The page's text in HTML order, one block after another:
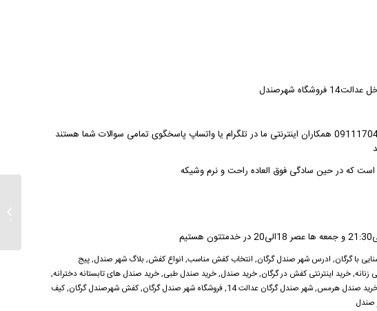
شهرصندل
شماره های ثبت سفارشات 09111704744/09201704744/09301704744 همکاران اینترنتی ما در تلگرام یا واتساپ پاسخگوی تمامی سوالات شما هستند
که در حین سادگی فوق العاده راحت و نرم وشیکه
با گرگان, ادرس شهر صندل گرگان, انتخاب کفش مناسب, انواع کفش, بلاگ شهر صندل,پیج
زنانه,خرید اینترنتی کفش در گرگان,خرید صندل,خرید صندل طبی,خرید صندل های تابستانه دخترانه,
صندل هرمس,شهر صندل گرگان عدالت 14 ,فروشگاه شهر صندل گرگان,کفش شهرصندل گرگان,کیف
صندل
زنانه